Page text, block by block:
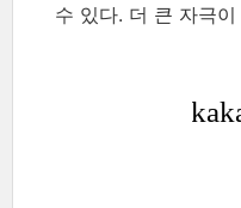
수 있다. 더 큰 자극